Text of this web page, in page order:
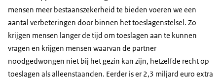
mensen meer bestaanszekerheid te bieden voeren we een
aantal verbeteringen door binnen het toeslagenstelsel. Zo
krijgen mensen langer de tijd om toeslagen aan te kunnen
vragen en krijgen mensen waarvan de partner
noodgedwongen niet bij het gezin kan zijn, hetzelfde recht op
toeslagen als alleenstaanden. Eerder is er 2,3 miljard euro extra